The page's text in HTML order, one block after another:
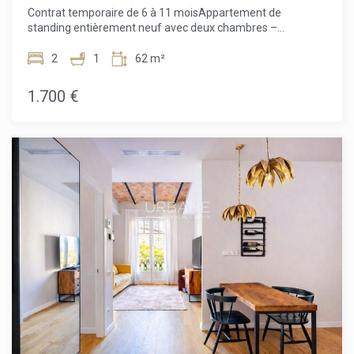
tous les services essentiels.Ce penthouse exclusif
représente une opportunité rare de profiter d'un style de vie
raffiné dans l'un des quartiers les plus prestigieux et
dynamiques de Barcelone.Durée de location : 6–11
Contrat temporaire de 6 à 11 moisAppartement de
standing entièrement neuf avec deux chambres –
BarceloneSoyez la première personne à vivre dans ce
rénové et jamais habité, situé dans un immeuble
soigneusement restauré au cœur de Barcelone. Alliant
raffiné avec tout le confort moderne. Les résidents
bénéficient également d'un accès à une terrasse commune
sur le toit offrant une vue panoramique spectaculaire sur la
ville ainsi que d'un ascenseur moderne.Les atouts de
l'appartementCe lumineux appartement de 51 m² a été
aménagé avec soin par un décorateur d'intérieur afin de
créer une atmosphère élégante et chaleureuse. L'espace de
vie ouvert relie harmonieusement le salon, la salle à manger
et une cuisine haut de gamme entièrement équipée,
optimisant confort et fonctionnalité.Un magnifique mur de
style rustique apporte du caractère et de la chaleur à
l'espace de vie, complété par du mobilier élégant, des
luminaires design et des éléments décoratifs
soigneusement sélectionnés. De grandes portes donnent
2 1 62 m²
1.700 €